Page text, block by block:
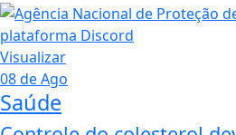
Visualizar
08 de Ago
Saúde